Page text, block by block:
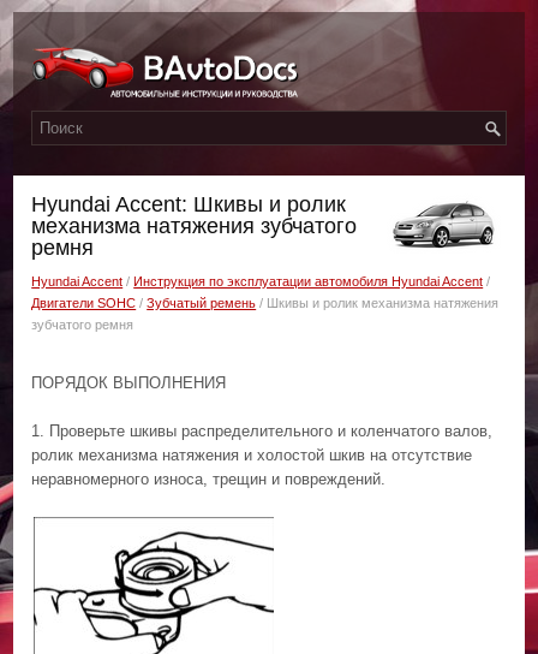
Hyundai Accent: Шкивы и ролик
механизма натяжения зубчатого
ремня
Hyundai Accent /Инструкция по эксплуатации автомобиля Hyundai Accent /
Двигатели SOHC /Зубчатый ремень / Шкивы и ролик механизма натяжения
зубчатого ремня
ПОРЯДОК ВЫПОЛНЕНИЯ
1. Проверьте шкивы распределительного и коленчатого валов,
ролик механизма натяжения и холостой шкив на отсутствие
неравномерного износа, трещин и повреждений.